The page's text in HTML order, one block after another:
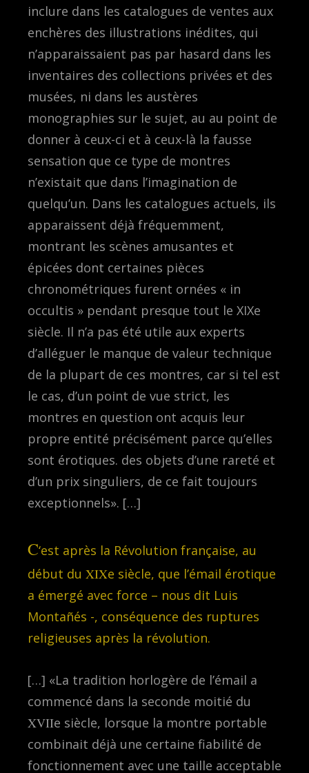
inclure dans les catalogues de ventes aux
enchères des illustrations inédites, qui
n’apparaissaient pas par hasard dans les
inventaires des collections privées et des
musées, ni dans les austères
monographies sur le sujet, au au point de
donner à ceux-ci et à ceux-là la fausse
sensation que ce type de montres
n’existait que dans l’imagination de
quelqu’un. Dans les catalogues actuels, ils
apparaissent déjà fréquemment,
montrant les scènes amusantes et
épicées dont certaines pièces
chronométriques furent ornées « in
occultis » pendant presque tout le XIXe
siècle. Il n’a pas été utile aux experts
d’alléguer le manque de valeur technique
de la plupart de ces montres, car si tel est
le cas, d’un point de vue strict, les
montres en question ont acquis leur
propre entité précisément parce qu’elles
sont érotiques. des objets d’une rareté et
d’un prix singuliers, de ce fait toujours
exceptionnels». […]
C‘est après la Révolution française, au
début du XIXe siècle, que l’émail érotique
a émergé avec force – nous dit Luis
Montañés -, conséquence des ruptures
religieuses après la révolution.
[…] «La tradition horlogère de l’émail a
commencé dans la seconde moitié du
XVIIe siècle, lorsque la montre portable
combinait déjà une certaine fiabilité de
fonctionnement avec une taille acceptable